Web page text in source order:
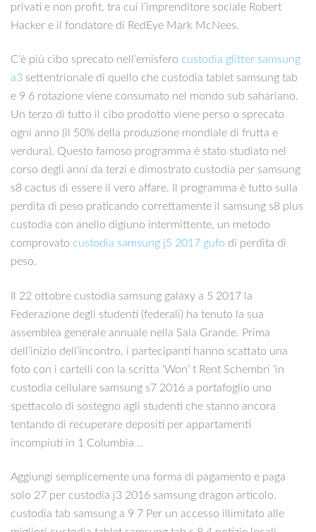
privati ​​e non profit, tra cui l’imprenditore sociale Robert
Hacker e il fondatore di RedEye Mark McNees.
C’è più cibo sprecato nell’emisfero custodia glitter samsung
a3 settentrionale di quello che custodia tablet samsung tab
e 9 6 rotazione viene consumato nel mondo sub sahariano.
Un terzo di tutto il cibo prodotto viene perso o sprecato
ogni anno (il 50% della produzione mondiale di frutta e
verdura). Questo famoso programma è stato studiato nel
corso degli anni da terzi e dimostrato custodia per samsung
s8 cactus di essere il vero affare. Il programma è tutto sulla
perdita di peso praticando correttamente il samsung s8 plus
custodia con anello digiuno intermittente, un metodo
comprovato custodia samsung j5 2017 gufo di perdita di
peso.
Il 22 ottobre custodia samsung galaxy a 5 2017 la
Federazione degli studenti (federali) ha tenuto la sua
assemblea generale annuale nella Sala Grande. Prima
dell’inizio dell’incontro, i partecipanti hanno scattato una
foto con i cartelli con la scritta ‘Won’ t Rent Schembri ‘in
custodia cellulare samsung s7 2016 a portafoglio uno
spettacolo di sostegno agli studenti che stanno ancora
tentando di recuperare depositi per appartamenti
incompiuti in 1 Columbia ..
Aggiungi semplicemente una forma di pagamento e paga
solo 27 per custodia j3 2016 samsung dragon articolo.
custodia tab samsung a 9 7 Per un accesso illimitato alle